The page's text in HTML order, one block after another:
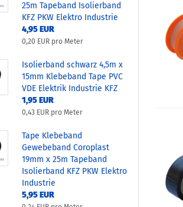
25m Tapeband Isolierband
KFZ PKW Elektro Industrie
4,95 EUR
0,20 EUR pro Meter
Isolierband schwarz 4,5m x
15mm Klebeband Tape PVC
VDE Elektrik Industrie KFZ
1,95 EUR
0,43 EUR pro Meter
Tape Klebeband
Gewebeband Coroplast
19mm x 25m Tapeband
Isolierband KFZ PKW Elektro
Industrie
5,95 EUR